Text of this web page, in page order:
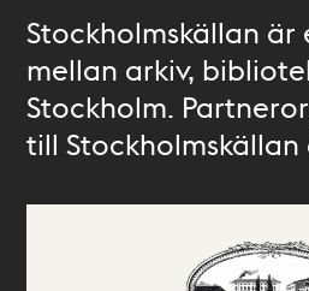
Stockholmskällan
mellan arkiv,
Stockholm.
till Stockholmskällan